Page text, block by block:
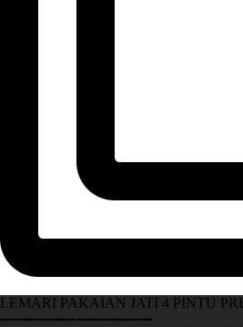
LEMARI PAKAIAN JATI 4 PINTU
➖➖➖➖➖➖➖➖➖➖➖➖➖➖